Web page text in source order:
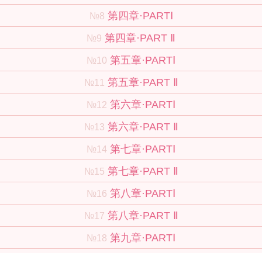
№8 第四章·PARTⅠ
№9 第四章·PART Ⅱ
№10 第五章·PARTⅠ
№11 第五章·PART Ⅱ
№12 第六章·PARTⅠ
№13 第六章·PART Ⅱ
№14 第七章·PARTⅠ
№15 第七章·PART Ⅱ
№16 第八章·PARTⅠ
№17 第八章·PART Ⅱ
№18 第九章·PARTⅠ